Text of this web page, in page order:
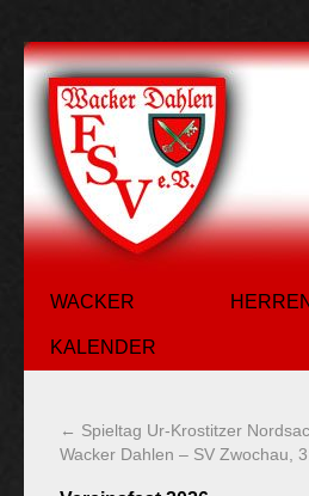
WACKER
KALENDER
HERREN
← Spieltag Ur-Krostitzer
Wacker Dahlen – SV Zwochau,